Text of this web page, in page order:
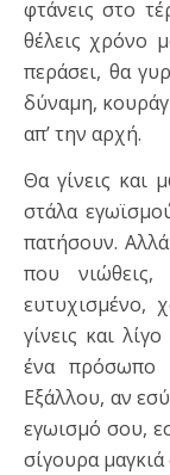
φτάνεις στο
θέλεις χρόνο
περάσει, θα
δύναμη,
απ’ την αρχή.
Θα γίνεις και
στάλα
πατήσουν. Αλλά
που
ευτυχισμένο,
γίνεις και
ένα πρόσωπο
Εξάλλου, αν
εγωισμό σου,
σίγουρα